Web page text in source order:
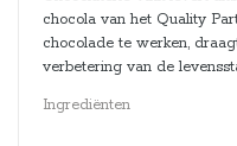
chocola van het Quality
chocolade te werken,
verbetering van de
Ingrediënten